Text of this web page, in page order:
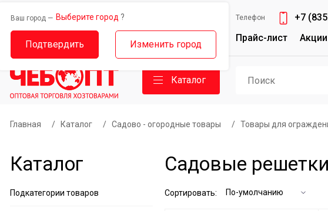
Ваш город — Выберите город ?
Подтвердить Изменить город
Ваш город — Выберите город Телефон +7
Прайс-лист
Акции
Каталог
Главная / Каталог / Садово - огородные товары / Товары для
Каталог
Подкатегории товаров
Садовые
Сортировать: